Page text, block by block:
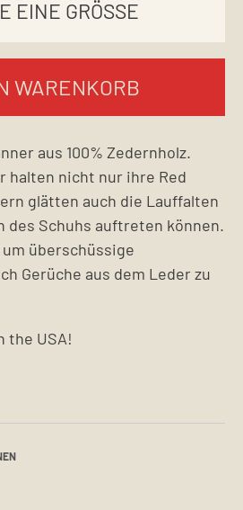
WARENKORB
aus 100% Zedernholz.
halten nicht nur ihre Red
glätten auch die Lauffalten
des Schuhs auftreten können.
überschüssige
Gerüche aus dem Leder zu
the USA!